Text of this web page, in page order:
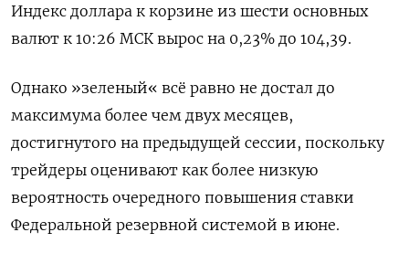
Индекс доллара к корзине из шести основных
валют к 10:26 МСК вырос на 0,23% до 104,39​.
Однако »зеленый« всё равно не достал до
максимума более чем двух месяцев,
достигнутого на предыдущей сессии, поскольку
трейдеры оценивают как более низкую
вероятность очередного повышения ставки
Федеральной резервной системой в июне.